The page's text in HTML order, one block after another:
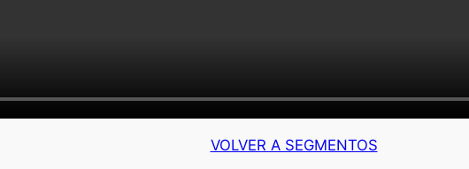
VOLVER A SEGMENTOS